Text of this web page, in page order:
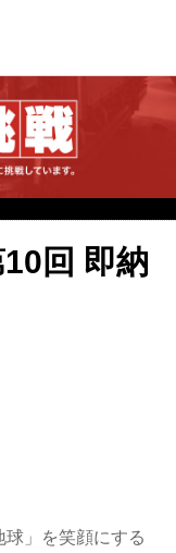
10回 即納
」を笑顔にする